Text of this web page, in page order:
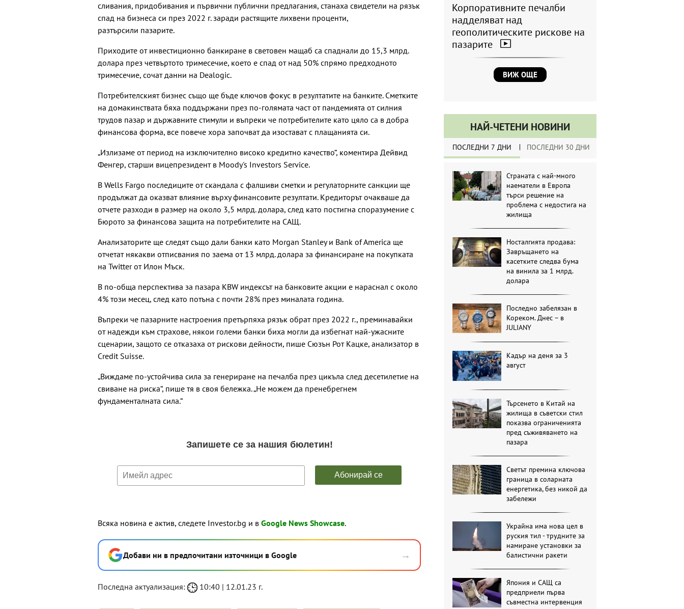
сливания, придобивания и първични публични предлагания, станаха свидетели на рязък
спад на бизнеса си през 2022 г. заради растящите лихвени проценти,
разтърсили пазарите.
Приходите от инвестиционно банкиране в световен мащаб са спаднали до 15,3 млрд.
долара през четвъртото тримесечие, което е спад от над 50% спрямо предходното
тримесечие, сочат данни на Dealogic.
Потребителският бизнес също ще бъде ключов фокус в резултатите на банките. Сметките
на домакинствата бяха поддържани през по-голямата част от пандемията от силния
трудов пазар и държавните стимули и въпреки че потребителите като цяло са в добра
финансова форма, все повече хора започват да изостават с плащанията си.
„Излизаме от период на изключително високо кредитно качество“, коментира Дейвид
Фенгер, старши вицепрезидент в Moody's Investors Service.
В Wells Fargo последиците от скандала с фалшиви сметки и регулаторните санкции ще
продължат да оказват влияние върху финансовите резултати. Кредиторът очакваше да
отчете разходи в размер на около 3,5 млрд. долара, след като постигна споразумение с
Бюрото за финансова защита на потребителите на САЩ.
Анализаторите ще следят също дали банки като Morgan Stanley и Bank of America ще
отчетат някакви отписвания по заема от 13 млрд. долара за финансиране на покупката
на Twitter от Илон Мъск.
В по-обща перспектива за пазара KBW индексът на банковите акции е нараснал с около
4% този месец, след като потъна с почти 28% през миналата година.
Въпреки че пазарните настроения претърпяха рязък обрат през 2022 г., преминавайки
от надежди към страхове, някои големи банки биха могли да избегнат най-ужасните
сценарии, защото се отказаха от рискови дейности, пише Сюзън Рот Кацке, анализатор в
Credit Suisse.
„Виждаме по-устойчива сила за генериране на печалба през цикъла след десетилетие на
свиване на риска“, пише тя в своя бележка. „Не можем да пренебрегнем
фундаменталната сила.“
Всяка новина е актив, следете Investor.bg и в Google News Showcase.
Добави ни в предпочитани източници в Google →
Последна актуализация: 10:40 | 12.01.23 г.
Корпоративните печалби
надделяват над
геополитическите рискове на
пазарите
ВИЖ ОЩЕ
НАЙ-ЧЕТЕНИ НОВИНИ
ПОСЛЕДНИ 7 ДНИ ПОСЛЕДНИ 30 ДНИ
Страната с най-много
наематели в Европа
търси решение на
проблема с недостига на
жилища
Носталгията продава:
Завръщането на
касетките следва бума
на винила за 1 млрд.
долара
Последно забелязан в
Кореком. Днес – в
JULIANY
Кадър на деня за 3
август
Търсенето в Китай на
жилища в съветски стил
показва ограниченията
пред съживяването на
пазара
Светът премина ключова
граница в соларната
енергетика, без никой да
забележи
Украйна има нова цел в
руския тил - трудните за
намиране установки за
балистични ракети
Япония и САЩ са
предприели първа
съвместна интервенция